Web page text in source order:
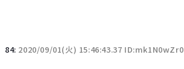
84: 2020/09/01(火) 15:46:43.37 ID:mk1N0wZr0